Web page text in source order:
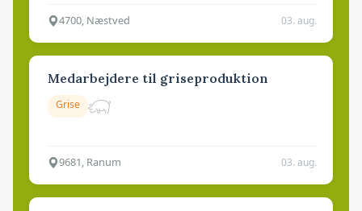
4700, Næstved 03. aug.
Medarbejdere til griseproduktion
Grise
9681, Ranum 03. aug.